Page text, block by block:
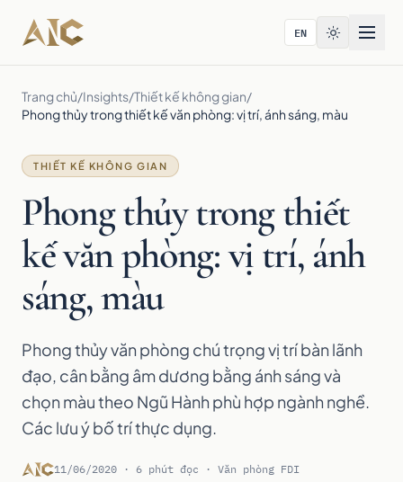
Bỏ qua tới nội dung
EN
Trang chủ/Insights/Thiết kế không gian/
Phong thủy trong thiết kế văn phòng: vị trí, ánh sáng, màu
THIẾT KẾ KHÔNG GIAN
Phong thủy trong thiết
kế văn phòng: vị trí, ánh
sáng, màu
Phong thủy văn phòng chú trọng vị trí bàn lãnh
đạo, cân bằng âm dương bằng ánh sáng và
chọn màu theo Ngũ Hành phù hợp ngành nghề.
Các lưu ý bố trí thực dụng.
11/06/2020 · 6 phút đọc · Văn phòng FDI